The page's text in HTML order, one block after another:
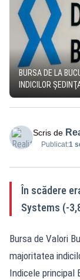
BURSA DE LA
INDICILOR
Scris de
Publicat:1
În scădere
Systems (-
Bursa de Valori
majoritatea
Indicele principal